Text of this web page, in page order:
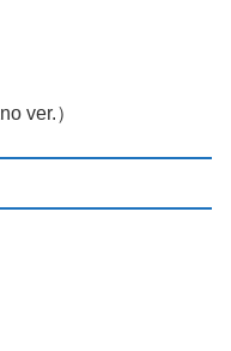
ver.）